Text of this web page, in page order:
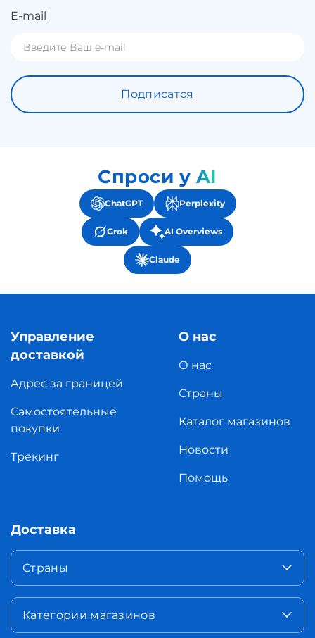
E-mail
Подписатся
Спроси у AI
ChatGPT Perplexity
Grok AI Overviews
Claude
Управление
доставкой
Адрес за границей
Самостоятельные
покупки
Трекинг
О нас
О нас
Страны
Каталог магазинов
Новости
Помощь
Доставка
Страны
Категории магазинов